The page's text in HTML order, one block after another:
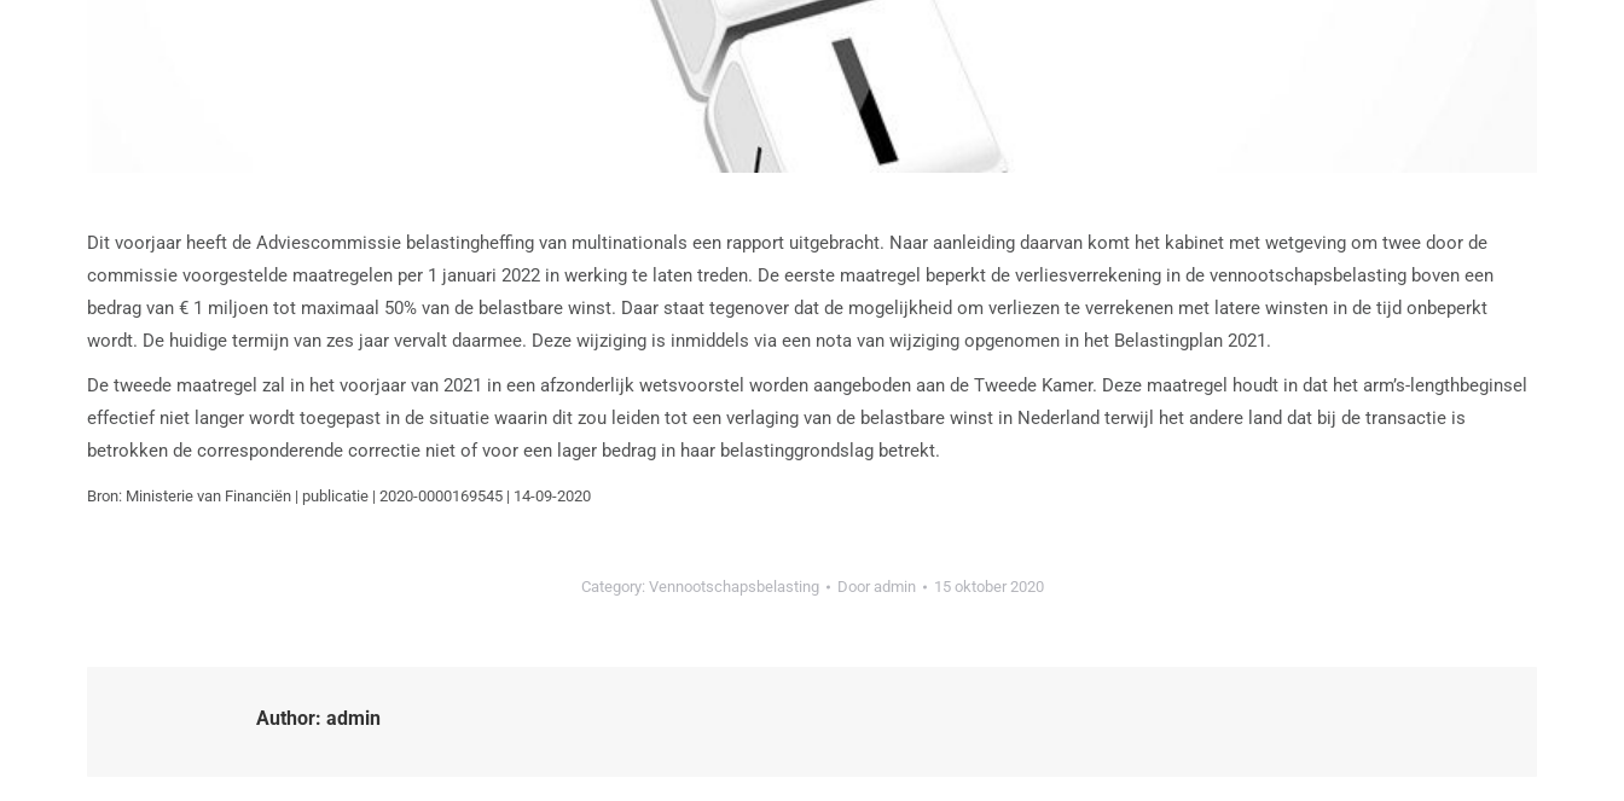
Dit voorjaar heeft de Adviescommissie belastingheffing van multinationals een rapport uitgebracht. Naar aanleiding daarvan komt het kabinet met wetgeving om twee door de
commissie voorgestelde maatregelen per 1 januari 2022 in werking te laten treden. De eerste maatregel beperkt de verliesverrekening in de vennootschapsbelasting boven een
bedrag van € 1 miljoen tot maximaal 50% van de belastbare winst. Daar staat tegenover dat de mogelijkheid om verliezen te verrekenen met latere winsten in de tijd onbeperkt
wordt. De huidige termijn van zes jaar vervalt daarmee. Deze wijziging is inmiddels via een nota van wijziging opgenomen in het Belastingplan 2021.
De tweede maatregel zal in het voorjaar van 2021 in een afzonderlijk wetsvoorstel worden aangeboden aan de Tweede Kamer. Deze maatregel houdt in dat het arm’s-lengthbeginsel
effectief niet langer wordt toegepast in de situatie waarin dit zou leiden tot een verlaging van de belastbare winst in Nederland terwijl het andere land dat bij de transactie is
betrokken de corresponderende correctie niet of voor een lager bedrag in haar belastinggrondslag betrekt.
Bron: Ministerie van Financiën | publicatie | 2020-0000169545 | 14-09-2020
Category: Vennootschapsbelasting Door admin 15 oktober 2020
Author: admin